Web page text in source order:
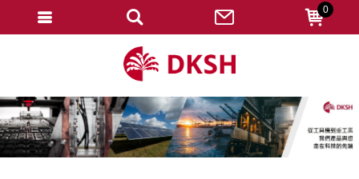
0
忘記密碼
變更密碼